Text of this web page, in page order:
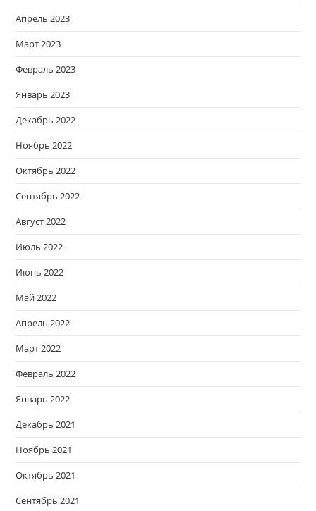
Апрель 2023
Март 2023
Февраль 2023
Январь 2023
Декабрь 2022
Ноябрь 2022
Октябрь 2022
Сентябрь 2022
Август 2022
Июль 2022
Июнь 2022
Май 2022
Апрель 2022
Март 2022
Февраль 2022
Январь 2022
Декабрь 2021
Ноябрь 2021
Октябрь 2021
Сентябрь 2021